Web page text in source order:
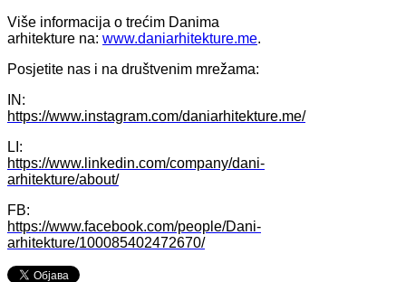
Više informacija o trećim Danima
arhitekture na: www.daniarhitekture.me.
Posjetite nas i na društvenim mrežama:
IN:
https://www.instagram.com/daniarhitekture.me/
LI:
https://www.linkedin.com/company/dani-
arhitekture/about/
FB:
https://www.facebook.com/people/Dani-
arhitekture/100085402472670/